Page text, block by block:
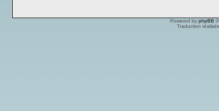
Powered byphpBB©
Traduction